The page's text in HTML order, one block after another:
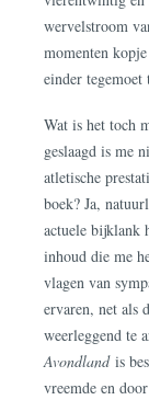
wervelstroom
momenten
einder tegemoet
Wat is het toch
geslaagd is me
atletische
boek? Ja,
actuele bijklank
inhoud die me
vlagen van
ervaren, net als
weerleggend te
Avondlandis
vreemde en